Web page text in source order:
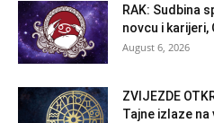
RAK: Sudbina
novcu i karijeri,
August 6, 2026
ZVIJEZDE
Tajne izlaze